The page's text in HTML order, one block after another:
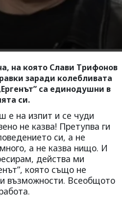
на която Слави Трифонов
заради колебливата
са единодушни в
си.
е на изпит и се чуди
не казва! Претупва ги
си, а не
а не казва нищо. И
действа ми
която също не
възможности. Всеобщото